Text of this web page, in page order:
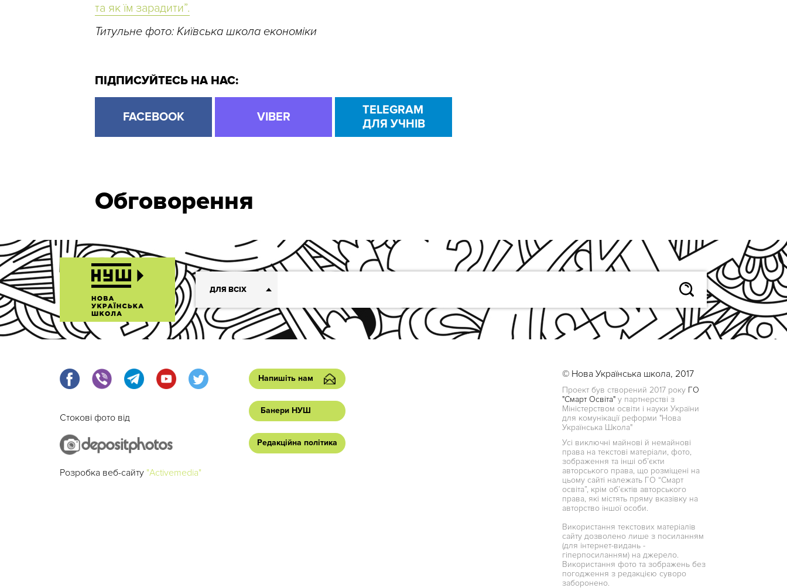
та як їм зарадити”.
Титульне фото: Київська школа економіки
ПІДПИСУЙТЕСЬ НА НАС:
FACEBOOK VIBER
TELEGRAM
ДЛЯ УЧНІВ
Обговорення
ДЛЯ ВСІХ
Стокові фото від
Розробка веб-сайту "Activemedia"
Напишіть нам
Банери НУШ
Редакційна політика
© Нова Українська школа, 2017
Проект був створений 2017 року ГО
"Смарт Освіта" у партнерстві з
Міністерством освіти і науки України
для комунікації реформи "Нова
Українська Школа"
Усі виключні майнові й немайнові
права на текстові матеріали, фото,
зображення та інші об’єкти
авторського права, що розміщені на
цьому сайті належать ГО “Смарт
освіта”, крім об’єктів авторського
права, які містять пряму вказівку на
авторство іншої особи.
Використання текстових матеріалів
сайту дозволено лише з посиланням
(для інтернет-видань -
гіперпосиланням) на джерело.
Використання фото та зображень без
погодження з редакцією суворо
заборонено.